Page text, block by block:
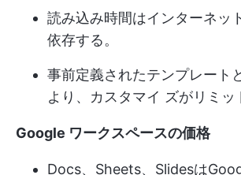
読み込み時間はインターネッ
依存する。
事前定義されたテンプレート
より、カスタマイ ズがリミッ
Google ワークスペースの価格
Docs、Sheets、Slidesは